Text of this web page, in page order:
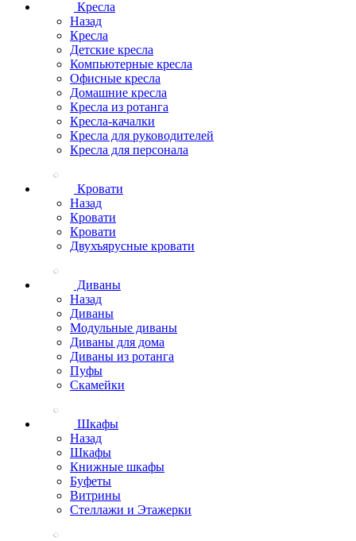
Кресла
Назад
Кресла
Детские кресла
Компьютерные кресла
Офисные кресла
Домашние кресла
Кресла из ротанга
Кресла-качалки
Кресла для руководителей
Кресла для персонала
Кровати
Назад
Кровати
Кровати
Двухъярусные кровати
Диваны
Назад
Диваны
Модульные диваны
Диваны для дома
Диваны из ротанга
Пуфы
Скамейки
Шкафы
Назад
Шкафы
Книжные шкафы
Буфеты
Витрины
Стеллажи и Этажерки